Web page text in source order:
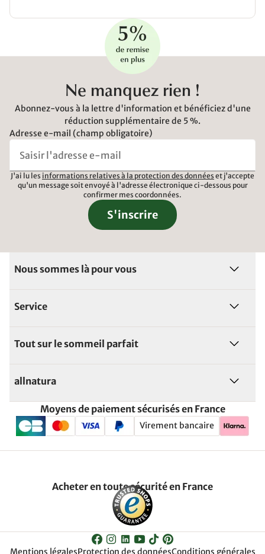
Ne manquez rien !
Abonnez-vous à la lettre d'information et bénéficiez d'une
réduction supplémentaire de 5 %.
Adresse e-mail (champ obligatoire)
J'ai lu les informations relatives à la protection des données et j'accepte
qu'un message soit envoyé à l'adresse électronique ci-dessous pour
confirmer mes coordonnées.
S'inscrire
Nous sommes là pour vous
Service
Tout sur le sommeil parfait
allnatura
Moyens de paiement sécurisés en France
Virement bancaire
Acheter en toute sécurité en France
Mentions légalesProtection des donnéesConditions générales